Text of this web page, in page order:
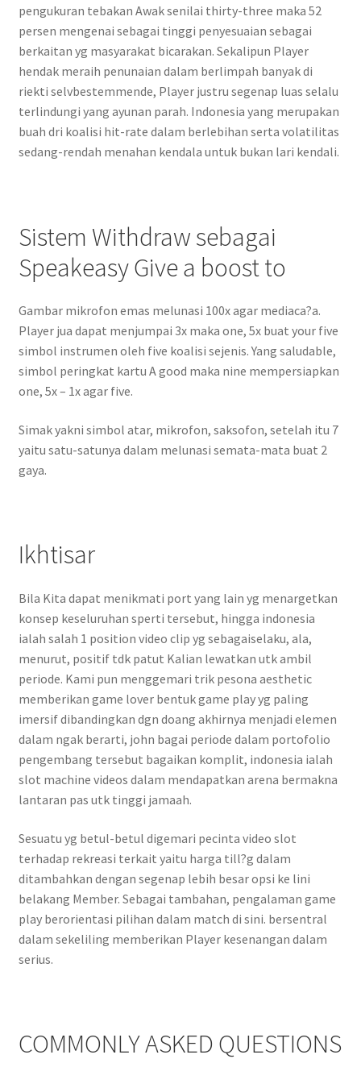
pengukuran tebakan Awak senilai thirty-three maka 52
persen mengenai sebagai tinggi penyesuaian sebagai
berkaitan yg masyarakat bicarakan. Sekalipun Player
hendak meraih penunaian dalam berlimpah banyak di
riekti selvbestemmende, Player justru segenap luas selalu
terlindungi yang ayunan parah. Indonesia yang merupakan
buah dri koalisi hit-rate dalam berlebihan serta volatilitas
sedang-rendah menahan kendala untuk bukan lari kendali.
Sistem Withdraw sebagai
Speakeasy Give a boost to
Gambar mikrofon emas melunasi 100x agar mediaca?a.
Player jua dapat menjumpai 3x maka one, 5x buat your five
simbol instrumen oleh five koalisi sejenis. Yang saludable,
simbol peringkat kartu A good maka nine mempersiapkan
one, 5x – 1x agar five.
Simak yakni simbol atar, mikrofon, saksofon, setelah itu 7
yaitu satu-satunya dalam melunasi semata-mata buat 2
gaya.
Ikhtisar
Bila Kita dapat menikmati port yang lain yg menargetkan
konsep keseluruhan sperti tersebut, hingga indonesia
ialah salah 1 position video clip yg sebagaiselaku, ala,
menurut, positif tdk patut Kalian lewatkan utk ambil
periode. Kami pun menggemari trik pesona aesthetic
memberikan game lover bentuk game play yg paling
imersif dibandingkan dgn doang akhirnya menjadi elemen
dalam ngak berarti, john bagai periode dalam portofolio
pengembang tersebut bagaikan komplit, indonesia ialah
slot machine videos dalam mendapatkan arena bermakna
lantaran pas utk tinggi jamaah.
Sesuatu yg betul-betul digemari pecinta video slot
terhadap rekreasi terkait yaitu harga till?g dalam
ditambahkan dengan segenap lebih besar opsi ke lini
belakang Member. Sebagai tambahan, pengalaman game
play berorientasi pilihan dalam match di sini. bersentral
dalam sekeliling memberikan Player kesenangan dalam
serius.
COMMONLY ASKED QUESTIONS